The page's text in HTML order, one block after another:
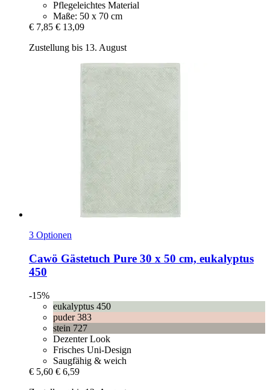
Pflegeleichtes Material
Maße: 50 x 70 cm
€ 7,85 € 13,09
Zustellung bis 13. August
3 Optionen
Cawö Gästetuch Pure 30 x 50 cm, eukalyptus
450
-15%
eukalyptus 450
puder 383
stein 727
Dezenter Look
Frisches Uni-Design
Saugfähig & weich
€ 5,60 € 6,59